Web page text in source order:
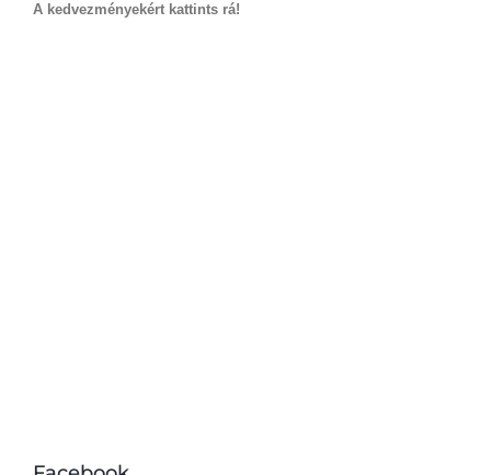
A kedvezményekért kattints rá!